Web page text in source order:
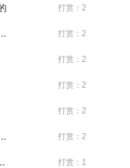
打赏：2
抱的男人给威胁了 打赏：2
打赏：2
打赏：2
打赏：2
派（隔周双更） 打赏：2
古館春一 打赏：1